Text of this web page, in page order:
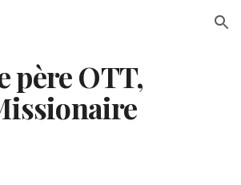
Skip to navigation
père OTT,